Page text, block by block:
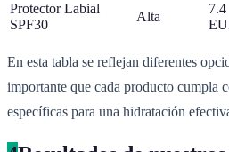
Protector Labial
SPF30
Alta
7.4
En esta tabla se reflejan diferentes
importante que cada producto cumpla
específicas para una hidratación